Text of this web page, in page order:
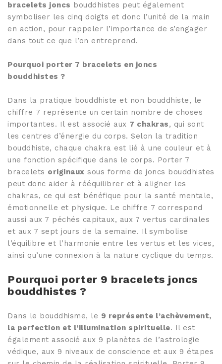
bracelets joncs bouddhistes peut également
symboliser les cinq doigts et donc l’unité de la main
en action, pour rappeler l’importance de s’engager
dans tout ce que l’on entreprend.
Pourquoi porter 7 bracelets en joncs
bouddhistes ?
Dans la pratique bouddhiste et non bouddhiste, le
chiffre 7 représente un certain nombre de choses
importantes. Il est associé aux 7 chakras, qui sont
les centres d’énergie du corps. Selon la tradition
bouddhiste, chaque chakra est lié à une couleur et à
une fonction spécifique dans le corps. Porter 7
bracelets originaux sous forme de joncs bouddhistes
peut donc aider à rééquilibrer et à aligner les
chakras, ce qui est bénéfique pour la santé mentale,
émotionnelle et physique. Le chiffre 7 correspond
aussi aux 7 péchés capitaux, aux 7 vertus cardinales
et aux 7 sept jours de la semaine. Il symbolise
l’équilibre et l’harmonie entre les vertus et les vices,
ainsi qu’une connexion à la nature cyclique du temps.
Pourquoi porter 9 bracelets joncs
bouddhistes ?
Dans le bouddhisme, le 9 représente l’achèvement,
la perfection et l’illumination spirituelle. Il est
également associé aux 9 planètes de l’astrologie
védique, aux 9 niveaux de conscience et aux 9 étapes